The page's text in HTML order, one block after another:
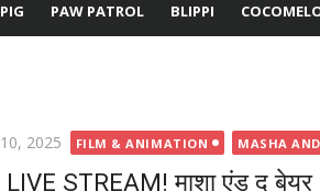
PAW PATROL BLIPPI
2025 FILM & ANIMATION MASHA
LIVE STREAM! माशा एंड द बेयर